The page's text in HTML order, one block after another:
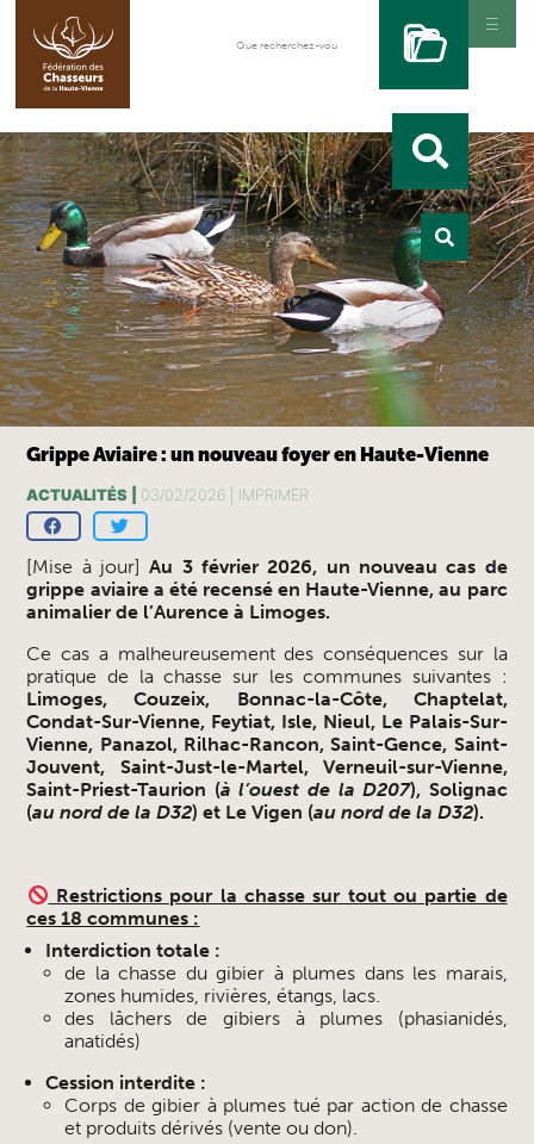
Grippe Aviaire : un nouveau foyer en Haute-Vienne
ACTUALITÉS | 03/02/2026 | IMPRIMER
[Mise à jour]Au 3 février 2026, un nouveau cas de
grippe aviaire a été recensé en Haute-Vienne, au parc
animalier de l’Aurence à Limoges.
Ce cas a malheureusement des conséquences sur la
pratique de la chasse sur les communes suivantes :
Limoges, Couzeix, Bonnac-la-Côte, Chaptelat,
Condat-Sur-Vienne, Feytiat, Isle, Nieul, Le Palais-Sur-
Vienne, Panazol, Rilhac-Rancon, Saint-Gence, Saint-
Jouvent, Saint-Just-le-Martel, Verneuil-sur-Vienne,
Saint-Priest-Taurion (à l’ouest de la D207), Solignac
(au nord de la D32) et Le Vigen (au nord de la D32).
Restrictions pour la chasse sur tout ou partie de
ces 18 communes :
Interdiction totale :
de la chasse du gibier à plumes dans les marais,
zones humides, rivières, étangs, lacs.
des lâchers de gibiers à plumes (phasianidés,
anatidés)
Cession interdite :
Corps de gibier à plumes tué par action de chasse
et produits dérivés (vente ou don).